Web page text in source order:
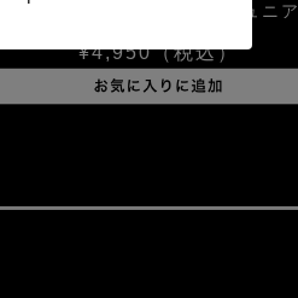
パフォーマンスブレーカージュニア
¥4,950（税込）